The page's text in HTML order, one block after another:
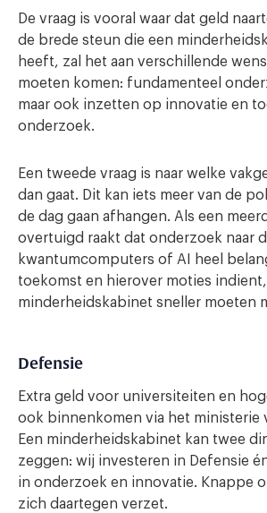
De vraag is vooral waar dat geld
de brede steun die een
heeft, zal het aan verschillende
moeten komen: fundamenteel
maar ook inzetten op innovatie en
onderzoek.
Een tweede vraag is naar welke
dan gaat. Dit kan iets meer van de
de dag gaan afhangen. Als een
overtuigd raakt dat onderzoek naar
kwantumcomputers of AI heel
toekomst en hierover moties indient,
minderheidskabinet sneller moeten
Defensie
Extra geld voor universiteiten en
ook binnenkomen via het ministerie
Een minderheidskabinet kan twee
zeggen: wij investeren in Defensie
in onderzoek en innovatie. Knappe
zich daartegen verzet.